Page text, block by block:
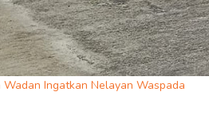
Wadan Ingatkan Nelayan Waspada